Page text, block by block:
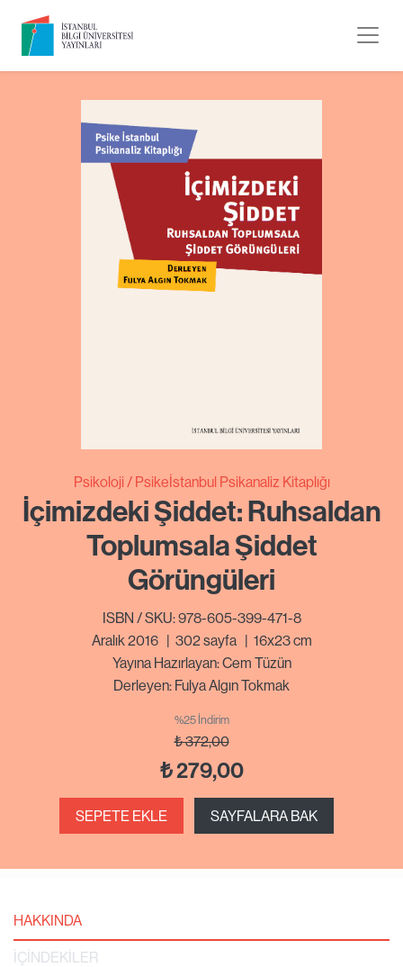
Psikoloji Psikeİstanbul Psikanaliz Kitaplığı
İçimizdeki Şiddet: Ruhsaldan
Toplumsala Şiddet
Görüngüleri
ISBN / SKU: 978-605-399-471-8
Aralık 2016 | 302sayfa | 16x23 cm
Yayına Hazırlayan: Cem Tüzün
Derleyen: Fulya Algın Tokmak
%25 İndirim
₺372,00
₺279,00
SEPETE EKLE SAYFALARA BAK
HAKKINDA
İÇİNDEKİLER